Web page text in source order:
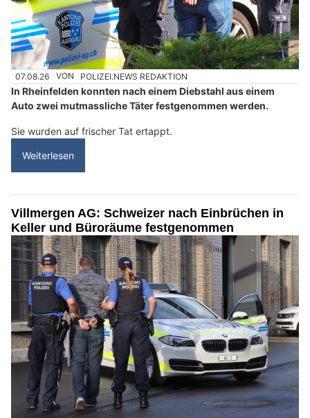
07.08.26 VON POLIZEI.NEWS REDAKTION
In Rheinfelden konnten nach einem Diebstahl aus einem
Auto zwei mutmassliche Täter festgenommen werden.
Sie wurden auf frischer Tat ertappt.
Weiterlesen
Villmergen AG: Schweizer nach Einbrüchen in
Keller und Büroräume festgenommen